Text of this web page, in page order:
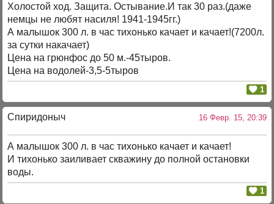
Холостой ход. Защита. Остывание.И так 30 раз.(даже
немцы не любят насиля! 1941-1945гг.)
А малышок 300 л. в час тихонько качает и качает!(7200л.
за сутки накачает)
Цена на грюнфос до 50 м.-45тыров.
Цена на водолей-3,5-5тыров
1
Спиридоныч 16 Февр. 15, 20:39
А малышок 300 л. в час тихонько качает и качает!
И тихонько заиливает скважину до полной остановки
воды.
1